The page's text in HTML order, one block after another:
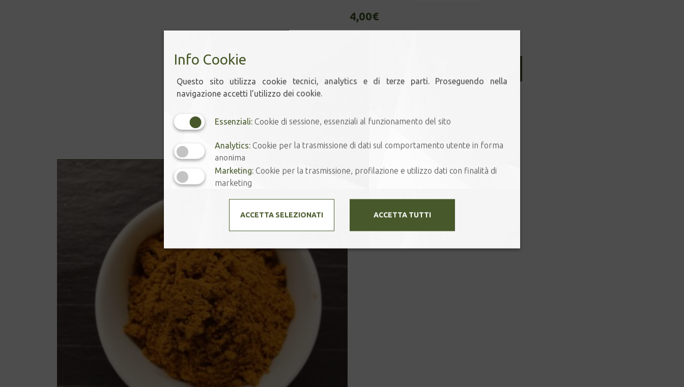
4,00€
EYE
Info Cookie
Questo sito utilizza cookie tecnici, analytics e di terze parti. Proseguendo nella
navigazione accetti l’utilizzo dei cookie.
Essenziali: Cookie di sessione, essenziali al funzionamento del sito
Analytics: Cookie per la trasmissione di dati sul comportamento utente in forma
anonima
Marketing: Cookie per la trasmissione, profilazione e utilizzo dati con finalità di
marketing
ACCETTA TUTTI
ACCETTA SELEZIONATI